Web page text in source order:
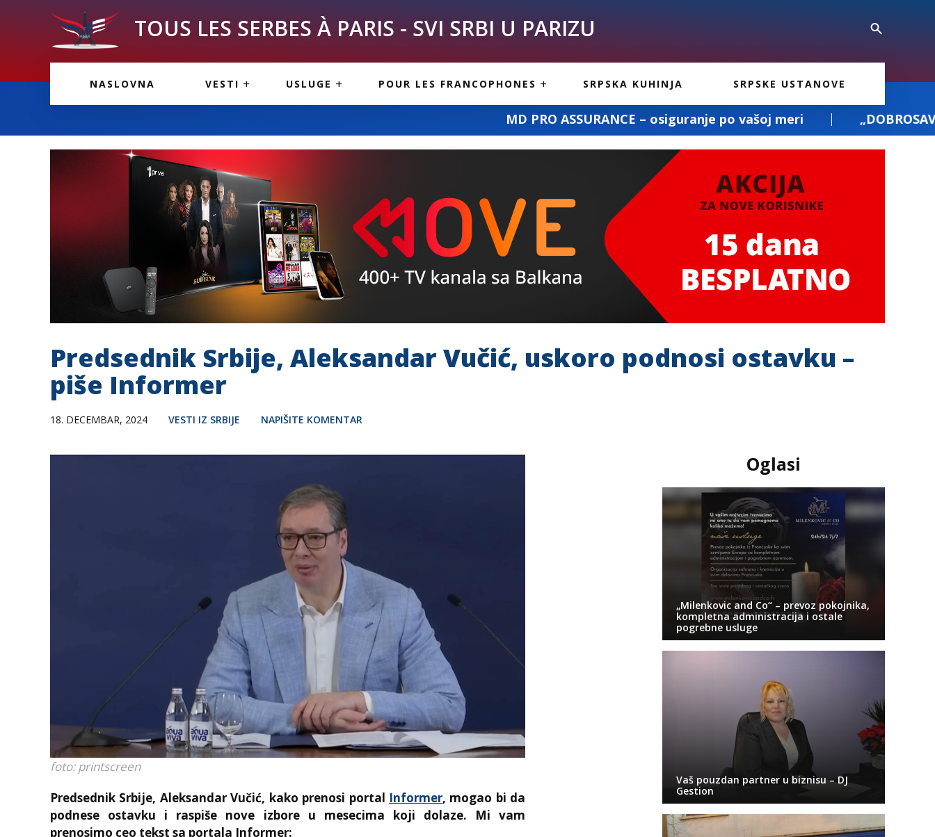
TOUS LES SERBES À PARIS - SVI SRBI U PARIZU
NASLOVNA VESTI USLUGE
INFORMACIJE
POUR LES FRANCOPHONES
PARIS
CUISINE SERBE
SRPSKA KUHINJA SRPSKE USTANOVE
MD PRO ASSURANCE – osiguranje po vašoj meri „DOBROSAV PREVOZ“:
Predsednik Srbije, Aleksandar Vučić, uskoro podnosi ostavku –
piše Informer
18. DECEMBAR, 2024 VESTI IZ SRBIJE NAPIŠITE KOMENTAR
foto: printscreen
Predsednik Srbije, Aleksandar Vučić, kako prenosi portal Informer, mogao bi da
podnese ostavku i raspiše nove izbore u mesecima koji dolaze. Mi vam
prenosimo ceo tekst sa portala Informer:
Oglasi
„Milenkovic and Co“ – prevoz pokojnika,
kompletna administracija i ostale
pogrebne usluge
Vaš pouzdan partner u biznisu – DJ
Gestion